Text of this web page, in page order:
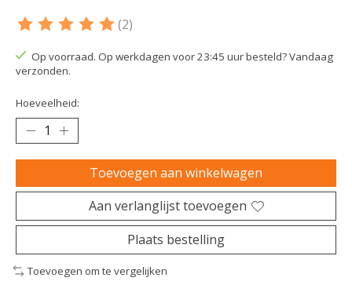
De beoordeling van dit product is
(2)
Op voorraad. Op werkdagen voor 23:45 uur besteld? Vandaag
verzonden.
Hoeveelheid:
Toevoegen aan winkelwagen
Aan verlanglijst toevoegen
Plaats bestelling
Toevoegen om te vergelijken